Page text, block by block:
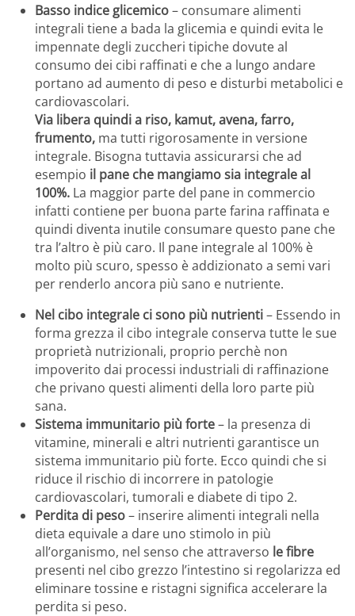
Basso indice glicemico– consumare alimenti
integrali tiene a bada la glicemia e quindi evita le
impennate degli zuccheri tipiche dovute al
consumo dei cibi raffinati e che a lungo andare
portano ad aumento di peso e disturbi metabolici e
cardiovascolari.
Via libera quindi a riso, kamut, avena, farro,
frumento, ma tutti rigorosamente in versione
integrale. Bisogna tuttavia assicurarsi che ad
esempio il pane che mangiamo sia integrale al
100%. La maggior parte del pane in commercio
infatti contiene per buona parte farina raffinata e
quindi diventa inutile consumare questo pane che
tra l’altro è più caro. Il pane integrale al 100% è
molto più scuro, spesso è addizionato a semi vari
per renderlo ancora più sano e nutriente.
Nel cibo integrale ci sono più nutrienti– Essendo in
forma grezza il cibo integrale conserva tutte le sue
proprietà nutrizionali, proprio perchè non
impoverito dai processi industriali di raffinazione
che privano questi alimenti della loro parte più
sana.
Sistema immunitario più forte– la presenza di
vitamine, minerali e altri nutrienti garantisce un
sistema immunitario più forte. Ecco quindi che si
riduce il rischio di incorrere in patologie
cardiovascolari, tumorali e diabete di tipo 2.
Perdita di peso– inserire alimenti integrali nella
dieta equivale a dare uno stimolo in più
all’organismo, nel senso che attraverso le fibre
presenti nel cibo grezzo l’intestino si regolarizza ed
eliminare tossine e ristagni significa accelerare la
perdita si peso.